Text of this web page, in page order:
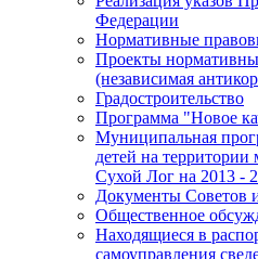
Федерации
Нормативные
Проекты
(независимая
Градостроительство
Программа "Новое
Муниципальная
детей на
Сухой Лог на 2013 -
Документы Советов
Общественное
Находящиеся в
самоуправления